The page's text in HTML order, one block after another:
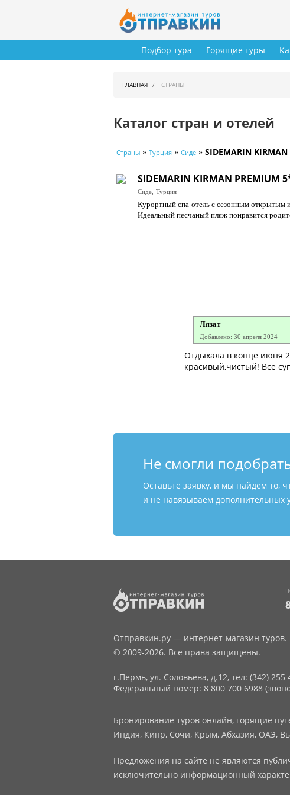
Подбор тура Горящие туры
ГЛАВНАЯ СТРАНЫ
Каталог стран и отелей
Страны » Турция » Сиде » SIDEMARIN
SIDEMARIN KIRMAN PREMIUM
Сиде, Турция
Курортный спа-отель с сезонным открытым
Идеальный песчаный пляж понравится
Лязат
Добавлено: 30 апреля 2024
Отдыхала в конце июня
красивый,чистый! Всё
Не смогли
Оставьте заявку, и мы найдем то,
и не навязываем дополнительных
Отправкин.ру — интернет-магазин туров.
© 2009-2026. Все права защищены.
г.Пермь, ул. Соловьева, д.12, тел: (342) 255
Федеральный номер: 8 800 700 6988
Бронирование туров онлайн, горящие
Индия, Кипр, Сочи, Крым, Абхазия, ОАЭ,
Предложения на сайте не являются
исключительно информационный